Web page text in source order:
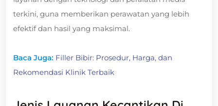
terkini, guna memberikan perawatan yang lebih
efektif dan hasil yang maksimal.
Baca Juga: Filler Bibir: Prosedur, Harga, dan
Rekomendasi Klinik Terbaik